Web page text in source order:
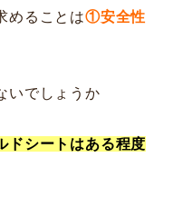
めることは①安全性
いでしょうか
ドシートはある程度